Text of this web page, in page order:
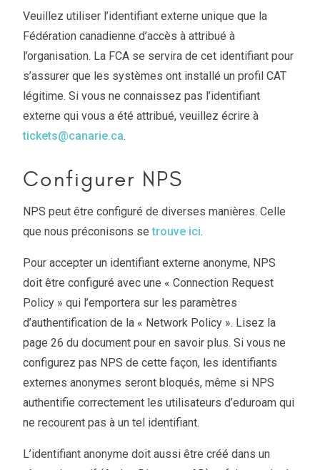
Veuillez utiliser l’identifiant externe unique que la
Fédération canadienne d’accès à attribué à
l’organisation. La FCA se servira de cet identifiant pour
s’assurer que les systèmes ont installé un profil CAT
légitime. Si vous ne connaissez pas l’identifiant
externe qui vous a été attribué, veuillez écrire à
tickets@canarie.ca.
Configurer NPS
NPS peut être configuré de diverses manières. Celle
que nous préconisons setrouve ici.
Pour accepter un identifiant externe anonyme, NPS
doit être configuré avec une « Connection Request
Policy » qui l’emportera sur les paramètres
d’authentification de la « Network Policy ». Lisez la
page 26 du document pour en savoir plus. Si vous ne
configurez pas NPS de cette façon, les identifiants
externes anonymes seront bloqués, même si NPS
authentifie correctement les utilisateurs d’eduroam qui
ne recourent pas à un tel identifiant.
L’identifiant anonyme doit aussi être créé dans un